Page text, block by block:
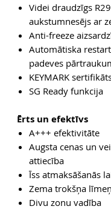
Videi draudzīgs
aukstumnesējs ar
Anti-freeze
Automātiska
padeves
KEYMARK
SG Ready funkcija
Ērts un efektīvs
A+++ efektivitāte
Augsta cenas un
attiecība
Īss atmaksāšanās
Zema trokšņa
Divu zonu vadība